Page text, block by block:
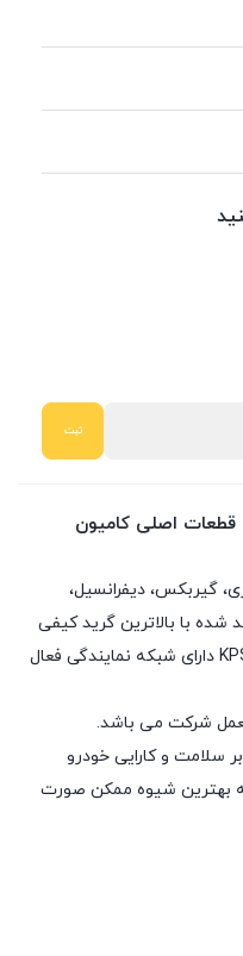
گیربکس، دیفرانسیل،
شده با بالاترین گرید کیفی
و توزیع آن توسط ما در سرتاسر کشور، KPS دارای شبکه نمایندگی فعال
شرکت می باشد.
سلامت و کارایی خودرو
بهترین شیوه ممکن صورت